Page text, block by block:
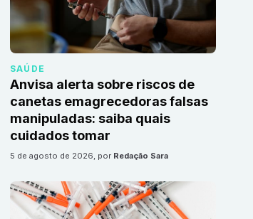
SAÚDE
Anvisa alerta sobre riscos de
canetas emagrecedoras falsas
manipuladas: saiba quais
cuidados tomar
5 de agosto de 2026, por Redação Sara